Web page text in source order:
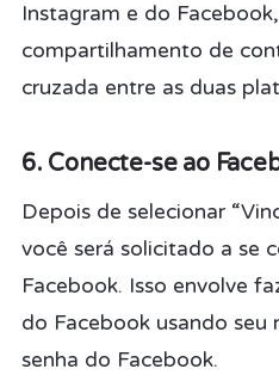
Instagram e do
compartilhamento de
cruzada entre as duas
6. Conecte-se ao
Depois de selecionar
você será solicitado a se
Facebook. Isso envolve
do Facebook usando seu
senha do Facebook.